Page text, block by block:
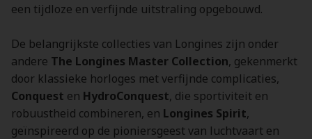
een tijdloze en verfijnde uitstraling opgebouwd.
De belangrijkste collecties van Longines zijn onder
andere The Longines Master Collection, gekenmerkt
door klassieke horloges met verfijnde complicaties,
Conquest en HydroConquest, die sportiviteit en
robuustheid combineren, en Longines Spirit,
geïnspireerd op de pioniersgeest van luchtvaart en